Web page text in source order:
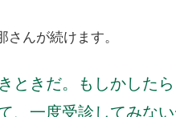
んが続けます。
ときだ。もしかした
、一度受診してみない